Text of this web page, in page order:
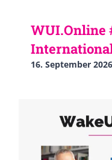
WUI.Online
16. September